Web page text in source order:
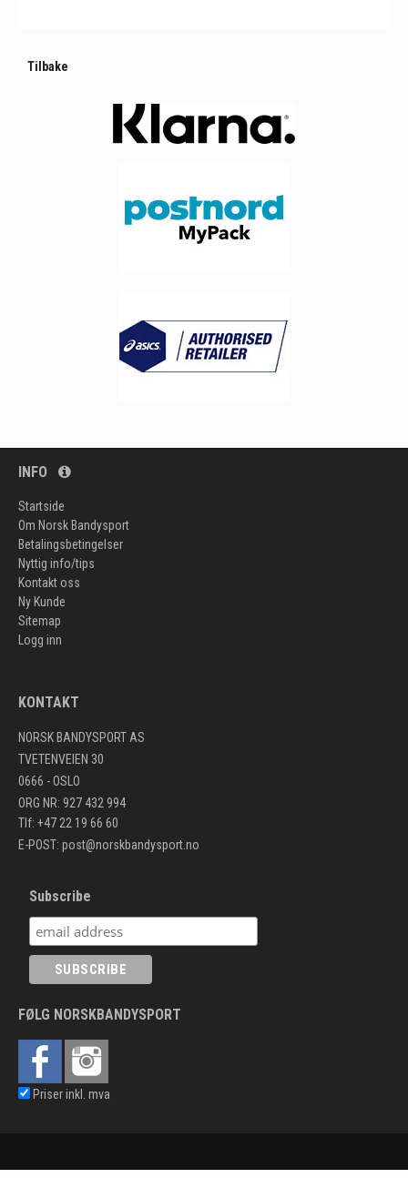
Tilbake
INFO
Startside
Om Norsk Bandysport
Betalingsbetingelser
Nyttig info/tips
Kontakt oss
Ny Kunde
Sitemap
Logg inn
KONTAKT
NORSK BANDYSPORT AS
TVETENVEIEN 30
0666 - OSLO
ORG NR: 927 432 994
Tlf: +47 22 19 66 60
E-POST: post@norskbandysport.no
Subscribe
FØLG NORSKBANDYSPORT
Priser inkl. mva